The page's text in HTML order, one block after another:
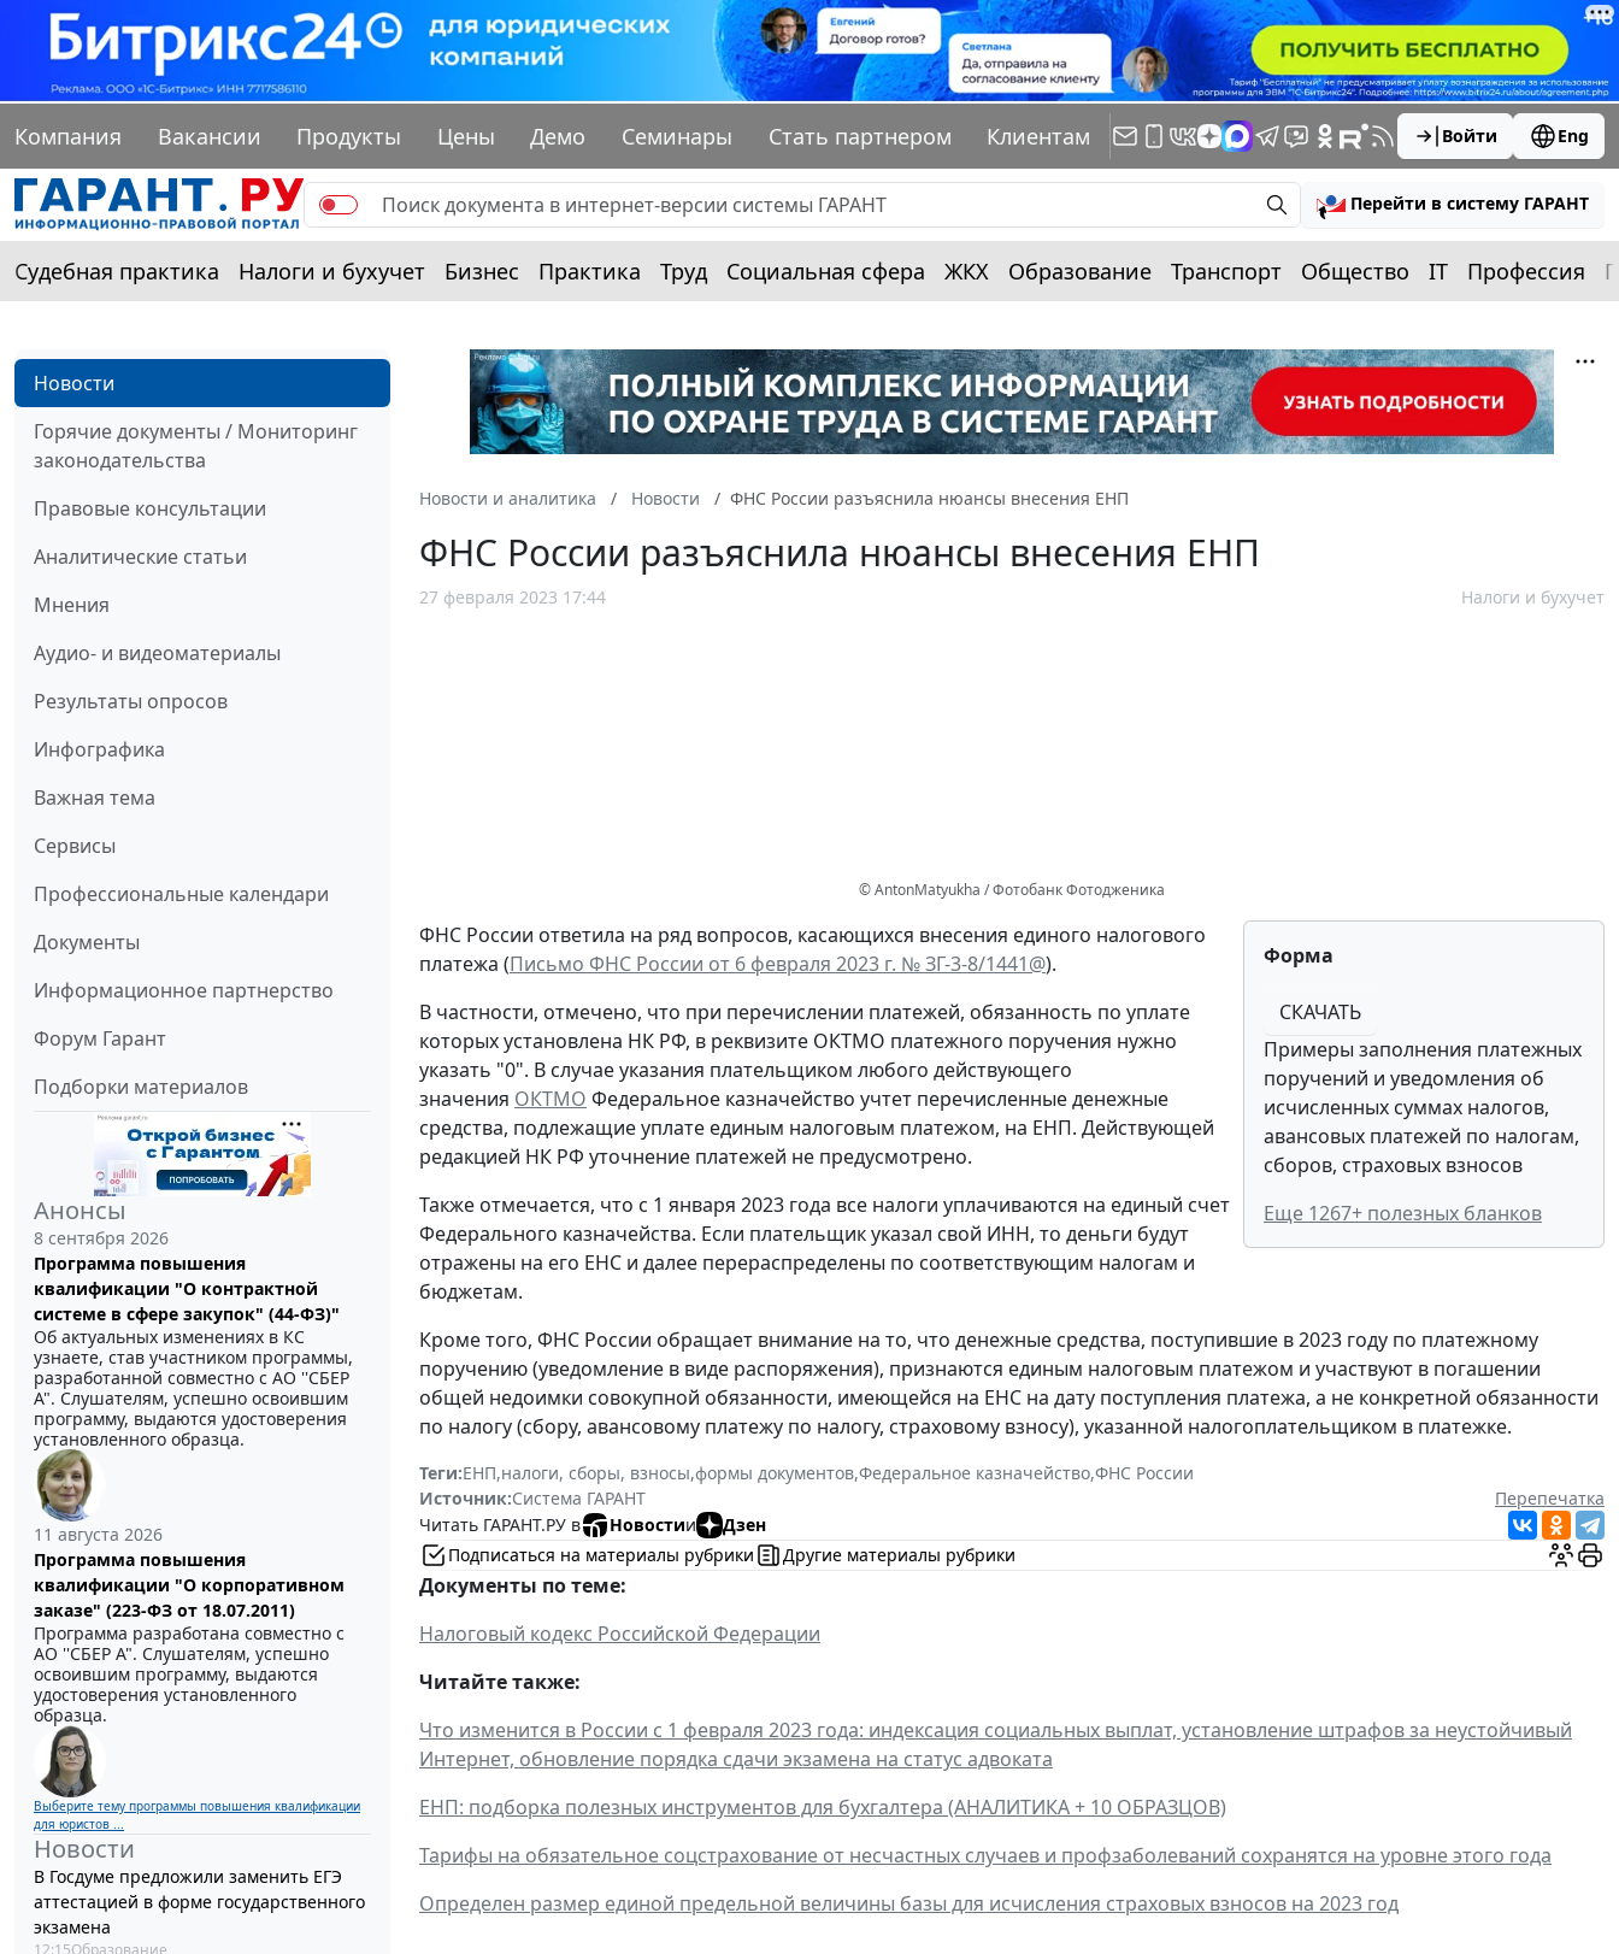
Компания Вакансии Продукты Цены Демо Семинары Стать партнером Клиентам Войти Eng
Перейти в систему ГАРАНТ
Судебная практика Налоги и бухучет Бизнес Практика Труд Социальная сфера ЖКХ Образование Транспорт Общество IT Профессия
Новости
Горячие документы / Мониторинг
законодательства
Правовые консультации
Аналитические статьи
Мнения
Аудио- и видеоматериалы
Результаты опросов
Инфографика
Важная тема
Сервисы
Профессиональные календари
Документы
Информационное партнерство
Форум Гарант
Подборки материалов
Анонсы
8 сентября 2026
Программа повышения
квалификации "О контрактной
системе в сфере закупок" (44-ФЗ)"
Об актуальных изменениях в КС
узнаете, став участником программы,
разработанной совместно с АО ''СБЕР
А". Слушателям, успешно освоившим
программу, выдаются удостоверения
установленного образца.
11 августа 2026
Программа повышения
квалификации "О корпоративном
заказе" (223-ФЗ от 18.07.2011)
Программа разработана совместно с
АО ''СБЕР А". Слушателям, успешно
освоившим программу, выдаются
удостоверения установленного
образца.
Выберите тему программы повышения квалификации
для юристов ...
Новости
В Госдуме предложили заменить ЕГЭ
аттестацией в форме государственного
экзамена
Новости и аналитика Новости ФНС России разъяснила нюансы внесения ЕНП
ФНС России разъяснила нюансы внесения ЕНП
27 февраля 2023 17:44 Налоги и бухучет
© AntonMatyukha / Фотобанк Фотодженика
Форма
СКАЧАТЬ
Примеры заполнения платежных
поручений и уведомления об
исчисленных суммах налогов,
авансовых платежей по налогам,
сборов, страховых взносов
Еще 1267+ полезных бланков
ФНС России ответила на ряд вопросов, касающихся внесения единого налогового
платежа (Письмо ФНС России от 6 февраля 2023 г. № ЗГ-3-8/1441@).
В частности, отмечено, что при перечислении платежей, обязанность по уплате
которых установлена НК РФ, в реквизите ОКТМО платежного поручения нужно
указать "0". В случае указания плательщиком любого действующего
значения ОКТМО Федеральное казначейство учтет перечисленные денежные
средства, подлежащие уплате единым налоговым платежом, на ЕНП. Действующей
редакцией НК РФ уточнение платежей не предусмотрено.
Также отмечается, что с 1 января 2023 года все налоги уплачиваются на единый счет
Федерального казначейства. Если плательщик указал свой ИНН, то деньги будут
отражены на его ЕНС и далее перераспределены по соответствующим налогам и
бюджетам.
Кроме того, ФНС России обращает внимание на то, что денежные средства, поступившие в 2023 году по платежному
поручению (уведомление в виде распоряжения), признаются единым налоговым платежом и участвуют в погашении
общей недоимки совокупной обязанности, имеющейся на ЕНС на дату поступления платежа, а не конкретной обязанности
по налогу (сбору, авансовому платежу по налогу, страховому взносу), указанной налогоплательщиком в платежке.
Теги:ЕНП,налоги, сборы, взносы,формы документов,Федеральное казначейство,ФНС России
Источник:Система ГАРАНТ
Перепечатка
Читать ГАРАНТ.РУ в
Новостии
Дзен
Подписаться на материалы рубрики
Другие материалы рубрики
Документы по теме:
Налоговый кодекс Российской Федерации
Читайте также:
Что изменится в России с 1 февраля 2023 года: индексация социальных выплат, установление штрафов за неустойчивый
Интернет, обновление порядка сдачи экзамена на статус адвоката
ЕНП: подборка полезных инструментов для бухгалтера (АНАЛИТИКА + 10 ОБРАЗЦОВ)
Тарифы на обязательное соцстрахование от несчастных случаев и профзаболеваний сохранятся на уровне этого года
Определен размер единой предельной величины базы для исчисления страховых взносов на 2023 год